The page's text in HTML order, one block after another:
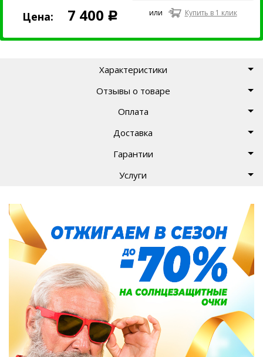
Цена: 7 400 Р или Купить в 1 клик
Характеристики
Отзывы о товаре
Оплата
Доставка
Гарантии
Услуги